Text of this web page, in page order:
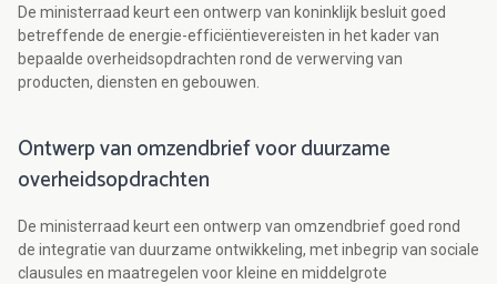
De ministerraad keurt een ontwerp van koninklijk besluit goed
betreffende de energie-efficiëntievereisten in het kader van
bepaalde overheidsopdrachten rond de verwerving van
producten, diensten en gebouwen.
Ontwerp van omzendbrief voor duurzame
overheidsopdrachten
De ministerraad keurt een ontwerp van omzendbrief goed rond
de integratie van duurzame ontwikkeling, met inbegrip van sociale
clausules en maatregelen voor kleine en middelgrote